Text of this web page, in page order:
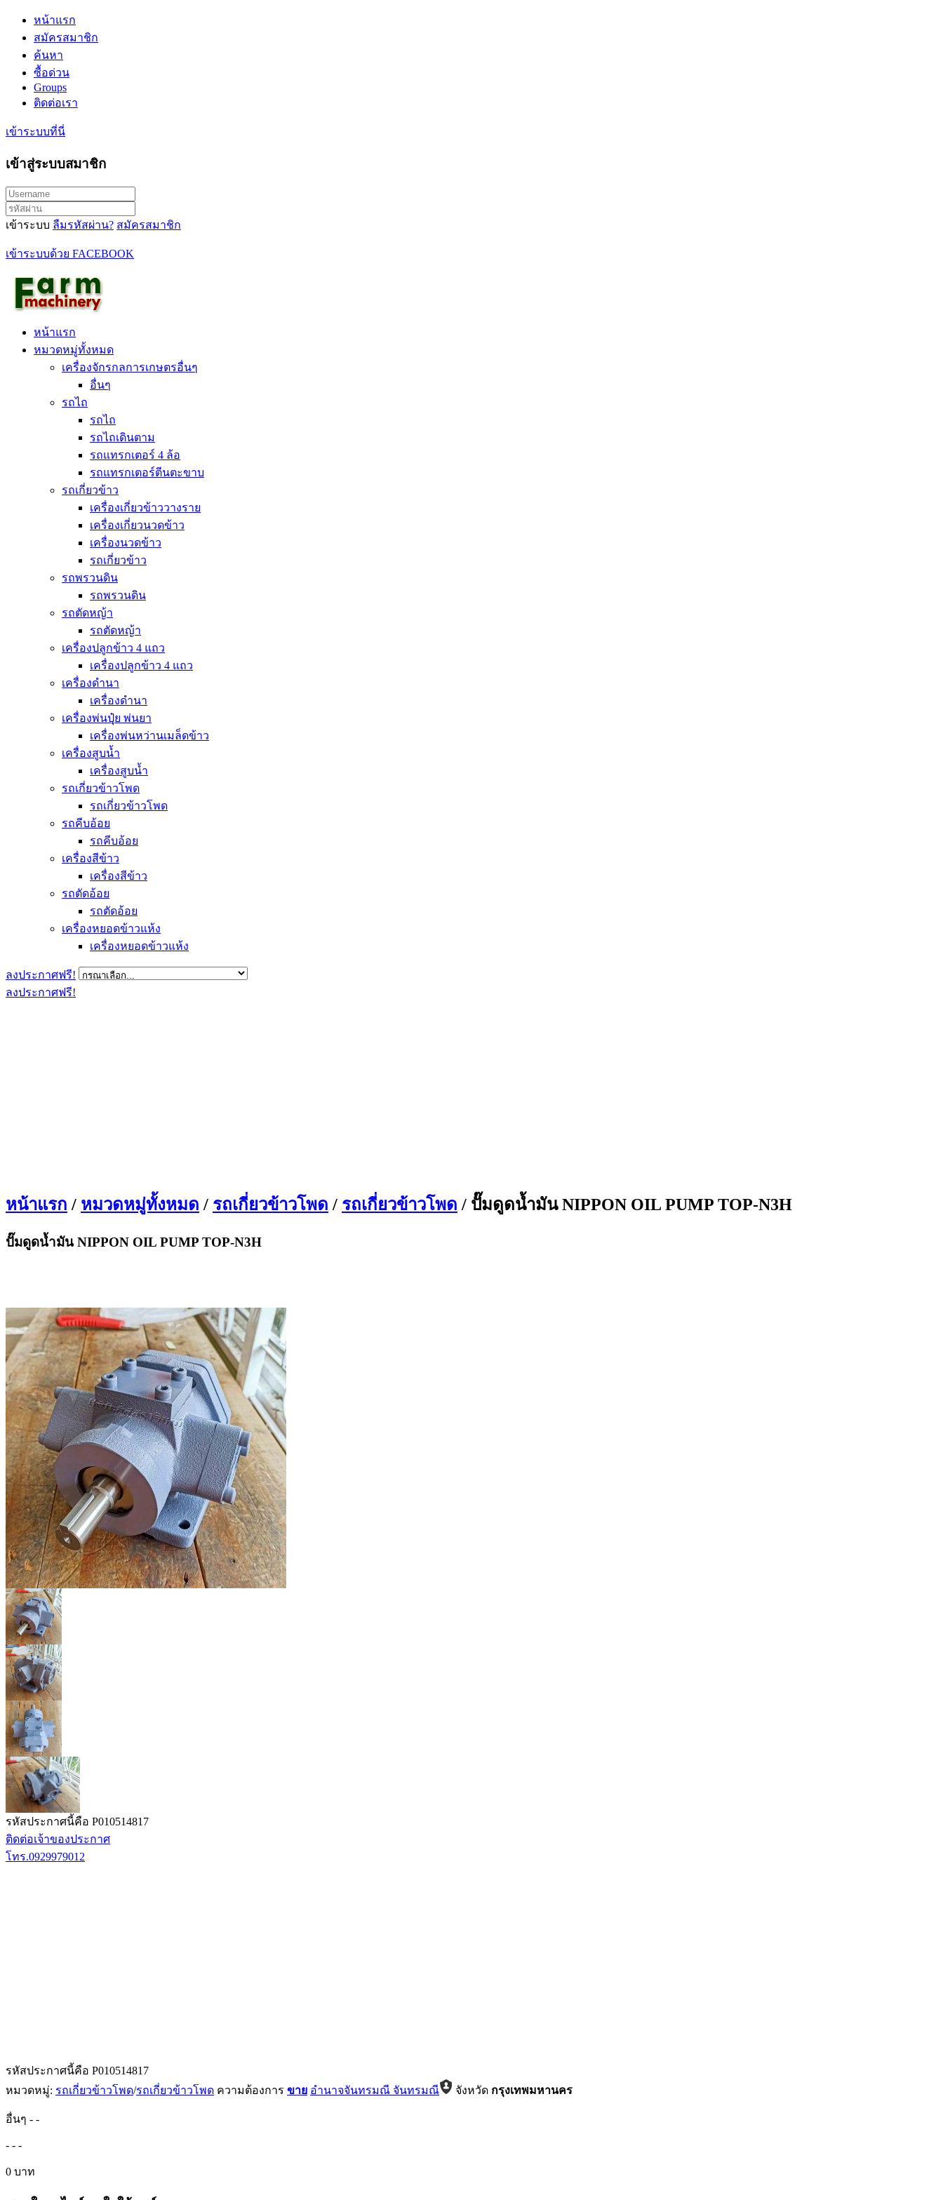
หน้าแรก
สมัครสมาชิก
ค้นหา
ซื้อด่วน
Groups
ติดต่อเรา
เข้าระบบที่นี่
เข้าสู่ระบบสมาชิก
เข้าระบบ ลืมรหัสผ่าน? สมัครสมาชิก
เข้าระบบด้วย FACEBOOK
หน้าแรก
หมวดหมู่ทั้งหมด
เครื่องจักรกลการเกษตรอื่นๆ
อื่นๆ
รถไถ
รถไถ
รถไถเดินตาม
รถแทรกเตอร์ 4 ล้อ
รถแทรกเตอร์ตีนตะขาบ
รถเกี่ยวข้าว
เครื่องเกี่ยวข้าววางราย
เครื่องเกี่ยวนวดข้าว
เครื่องนวดข้าว
รถเกี่ยวข้าว
รถพรวนดิน
รถพรวนดิน
รถตัดหญ้า
รถตัดหญ้า
เครื่องปลูกข้าว 4 แถว
เครื่องปลูกข้าว 4 แถว
เครื่องดำนา
เครื่องดำนา
เครื่องพ่นปุุ๋ย พ่นยา
เครื่องพ่นหว่านเมล็ดข้าว
เครื่องสูบน้ำ
เครื่องสูบน้ำ
รถเกี่ยวข้าวโพด
รถเกี่ยวข้าวโพด
รถคีบอ้อย
รถคีบอ้อย
เครื่องสีข้าว
เครื่องสีข้าว
รถตัดอ้อย
รถตัดอ้อย
เครื่องหยอดข้าวแห้ง
เครื่องหยอดข้าวแห้ง
ลงประกาศฟรี!
ลงประกาศฟรี!
หน้าแรก / หมวดหมู่ทั้งหมด / รถเกี่ยวข้าวโพด / รถเกี่ยวข้าวโพด / ปั๊มดูดน้ำมัน NIPPON OIL PUMP TOP-N3H
ปั๊มดูดน้ำมัน NIPPON OIL PUMP TOP-N3H
รหัสประกาศนี้คือ P010514817
ติดต่อเจ้าของประกาศ
โทร.0929979012
รหัสประกาศนี้คือ P010514817
หมวดหมู่: รถเกี่ยวข้าวโพด/รถเกี่ยวข้าวโพด ความต้องการ ขาย อำนาจจันทรมณี จันทรมณี จังหวัด กรุงเทพมหานคร
อื่นๆ - -
- - -
0 บาท